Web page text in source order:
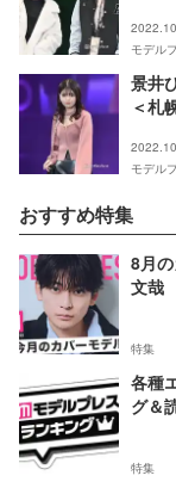
モデル
景井
＜札
モデル
おすすめ特集
8月
文哉
特集
各種
グ＆
特集